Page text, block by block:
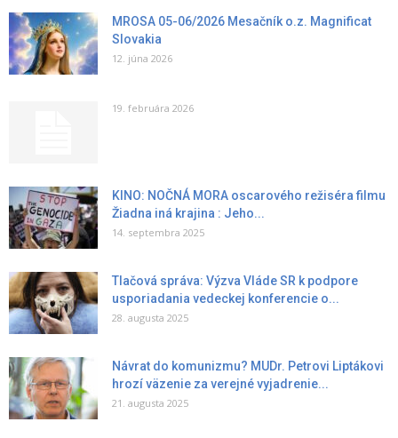
MROSA 05-06/2026 Mesačník o.z. Magnificat
Slovakia
12. júna 2026
19. februára 2026
KINO: NOČNÁ MORA oscarového režiséra filmu
Žiadna iná krajina : Jeho...
14. septembra 2025
Tlačová správa: Výzva Vláde SR k podpore
usporiadania vedeckej konferencie o...
28. augusta 2025
Návrat do komunizmu? MUDr. Petrovi Liptákovi
hrozí väzenie za verejné vyjadrenie...
21. augusta 2025